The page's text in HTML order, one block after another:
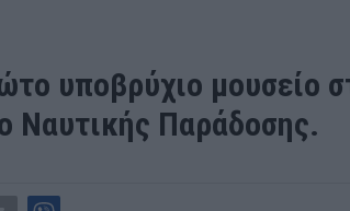
υποβρύχιο μουσείο
Ναυτικής Παράδοσης.